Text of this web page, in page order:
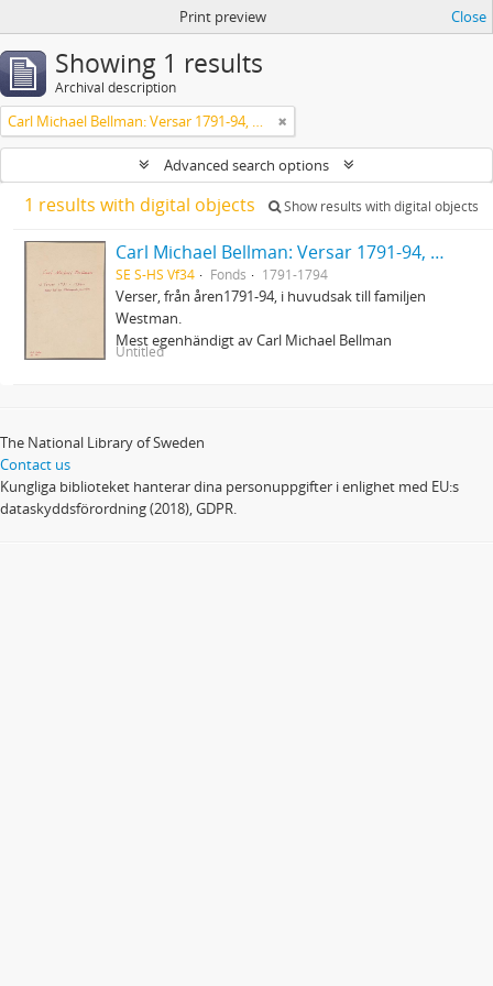
Print preview Close
Showing 1 results
Archival description
Carl Michael Bellman: Versar 1791-94, mest till Westmanska familjen
Advanced search options
1 results with digital objects Show results with digital objects
Carl Michael Bellman: Versar 1791-94, mest till Westmanska familjen
SE S-HS Vf34 Fonds 1791-1794
Verser, från åren1791-94, i huvudsak till familjen
Westman.
Mest egenhändigt av Carl Michael Bellman
Untitled
The National Library of Sweden
Contact us
Kungliga biblioteket hanterar dina personuppgifter i enlighet med EU:s
dataskyddsförordning (2018), GDPR.